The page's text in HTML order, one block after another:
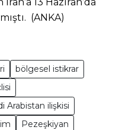
(ANKA)
bölgesel istikrar
Arabistan ilişkisi
Pezeşkiyan